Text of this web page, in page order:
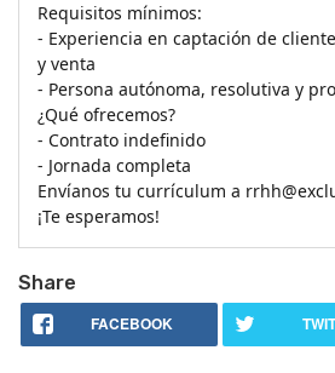
Requisitos mínimos:
- Experiencia en captación de
y venta
- Persona autónoma, resolutiva y
¿Qué ofrecemos?
- Contrato indefinido
- Jornada completa
Envíanos tu currículum a
¡Te esperamos!
Share
FACEBOOK